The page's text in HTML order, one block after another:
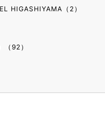
HIGASHIYAMA（2）
（92）